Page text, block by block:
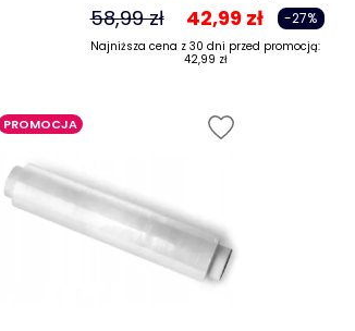
42,99 zł
58,99 zł -27%
Najniższa cena z 30 dni przed promocją:
42,99 zł
PROMOCJA